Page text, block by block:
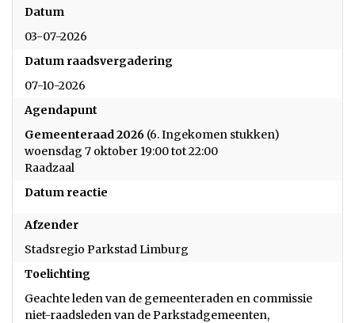
Datum
03-07-2026
Datum raadsvergadering
07-10-2026
Agendapunt
Gemeenteraad 2026 (6. Ingekomen stukken)
woensdag 7 oktober 19:00 tot 22:00
Raadzaal
Datum reactie
Afzender
Stadsregio Parkstad Limburg
Toelichting
Geachte leden van de gemeenteraden en commissie
niet-raadsleden van de Parkstadgemeenten,